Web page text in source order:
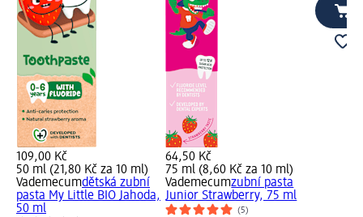
109,00 Kč
50 ml (21,80 Kč za 10 ml)
Vademecumdětská zubní
pasta My Little BIO Jahoda,
50 ml
64,50 Kč
75 ml (8,60 Kč za 10 ml)
Vademecumzubní pasta
Junior Strawberry, 75 ml
(5)